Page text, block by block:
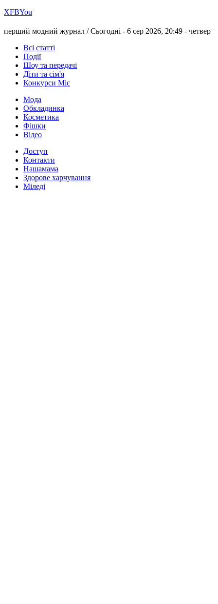
ХFBYou
перший модний журнал /Сьогодні - 6 сер 2026, 20:49 - четвер
Всі статті
Події
Шоу та передачі
Діти та сім'я
Конкурси Міс
Мода
Обкладинка
Косметика
Фішки
Відео
Доступ
Контакти
Нашамама
Здорове харчування
Міледі